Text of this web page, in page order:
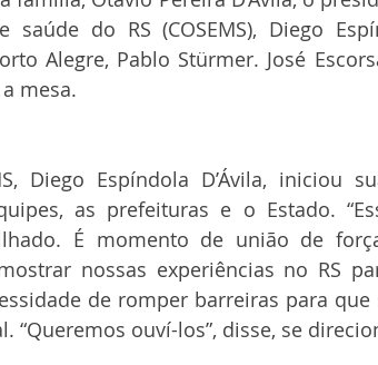
saúde do RS (COSEMS), Diego
Alegre, Pablo Stürmer. José
mesa.
Diego Espíndola D’Ávila, iniciou
as prefeituras e o Estado.
É momento de união de
nossas experiências no RS
de romper barreiras para que
“Queremos ouví-los”, disse, se